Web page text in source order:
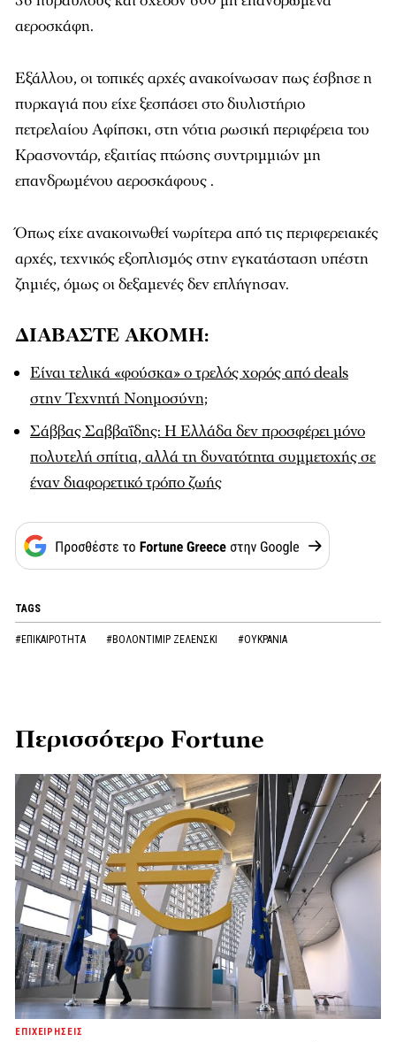
αεροσκάφη.
Εξάλλου, οι τοπικές αρχές ανακοίνωσαν πως έσβησε η
πυρκαγιά που είχε ξεσπάσει στο διυλιστήριο
πετρελαίου Αφίπσκι, στη νότια ρωσική περιφέρεια του
Κρασνοντάρ, εξαιτίας πτώσης συντριμμιών μη
επανδρωμένου αεροσκάφους .
Όπως είχε ανακοινωθεί νωρίτερα από τις περιφερειακές
αρχές, τεχνικός εξοπλισμός στην εγκατάσταση υπέστη
ζημιές, όμως οι δεξαμενές δεν επλήγησαν.
ΔΙΑΒΑΣΤΕ ΑΚΟΜΗ:
Είναι τελικά «φούσκα» ο τρελός χορός από deals
στην Τεχνητή Νοημοσύνη;
Σάββας Σαββαΐδης: Η Ελλάδα δεν προσφέρει µόνο
πολυτελή σπίτια, αλλά τη δυνατότητα συµµετοχής σε
έναν διαφορετικό τρόπο ζωής
TAGS
#ΕΠΙΚΑΙΡΟΤΗΤΑ #ΒΟΛΟΝΤΙΜΙΡ ΖΕΛΕΝΣΚΙ #ΟΥΚΡΑΝΙΑ
Περισσότερο Fortune
ΕΠΙΧΕΙΡΗΣΕΙΣ